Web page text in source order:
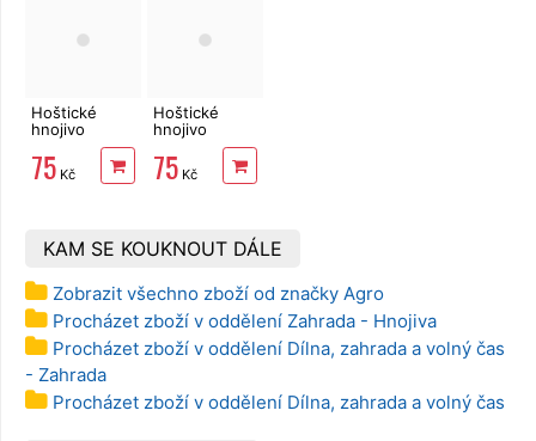
Hoštické
hnojivo
Cukety s
guánem
75 Kč
Hoštické
hnojivo
Borůvky s
guánem
500ml
75Kč
KAM SE KOUKNOUT DÁLE
Zobrazit všechno zboží od značky Agro
Procházet zboží v oddělení Zahrada - Hnojiva
Procházet zboží v oddělení Dílna, zahrada a volný čas
- Zahrada
Procházet zboží v oddělení Dílna, zahrada a volný čas